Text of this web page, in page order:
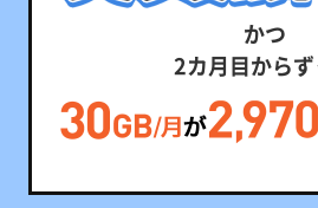
かつ
2カ月目から